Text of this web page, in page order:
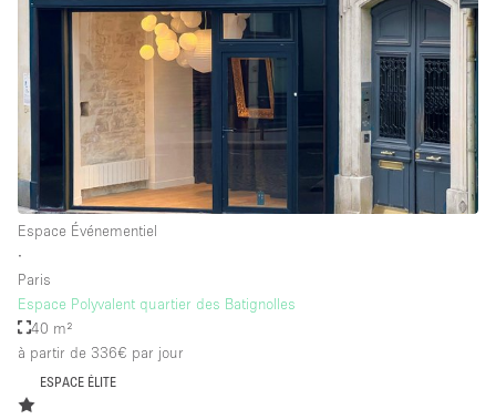
Espace Événementiel
∙
Paris
Espace Polyvalent quartier des Batignolles
40 m²
à partir de 336€ par jour
ESPACE ÉLITE